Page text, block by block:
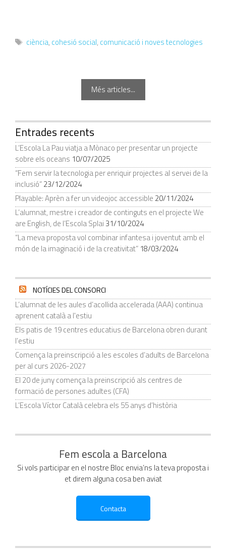
Etiquetes
ciència, cohesió social, comunicació i noves tecnologies
Més articles...
Entrades recents
L’Escola La Pau viatja a Mònaco per presentar un projecte
sobre els oceans 10/07/2025
“Fem servir la tecnologia per enriquir projectes al servei de la
inclusió”23/12/2024
Playable: Aprèn a fer un videojoc accessible 20/11/2024
L’alumnat, mestre i creador de continguts en el projecte We
are English, de l’Escola Splai 31/10/2024
“La meva proposta vol combinar infantesa i joventut amb el
món de la imaginació i de la creativitat” 18/03/2024
NOTÍCIES DEL CONSORCI
L’alumnat de les aules d’acollida accelerada (AAA) continua
aprenent català a l'estiu
Els patis de 19 centres educatius de Barcelona obren durant
l’estiu
Comença la preinscripció a les escoles d’adults de Barcelona
per al curs 2026-2027
El 20 de juny comença la preinscripció als centres de
formació de persones adultes (CFA)
L’Escola Víctor Català celebra els 55 anys d’història
Fem escola a Barcelona
Si vols participar en el nostre Bloc envia’ns la teva proposta i
et direm alguna cosa ben aviat